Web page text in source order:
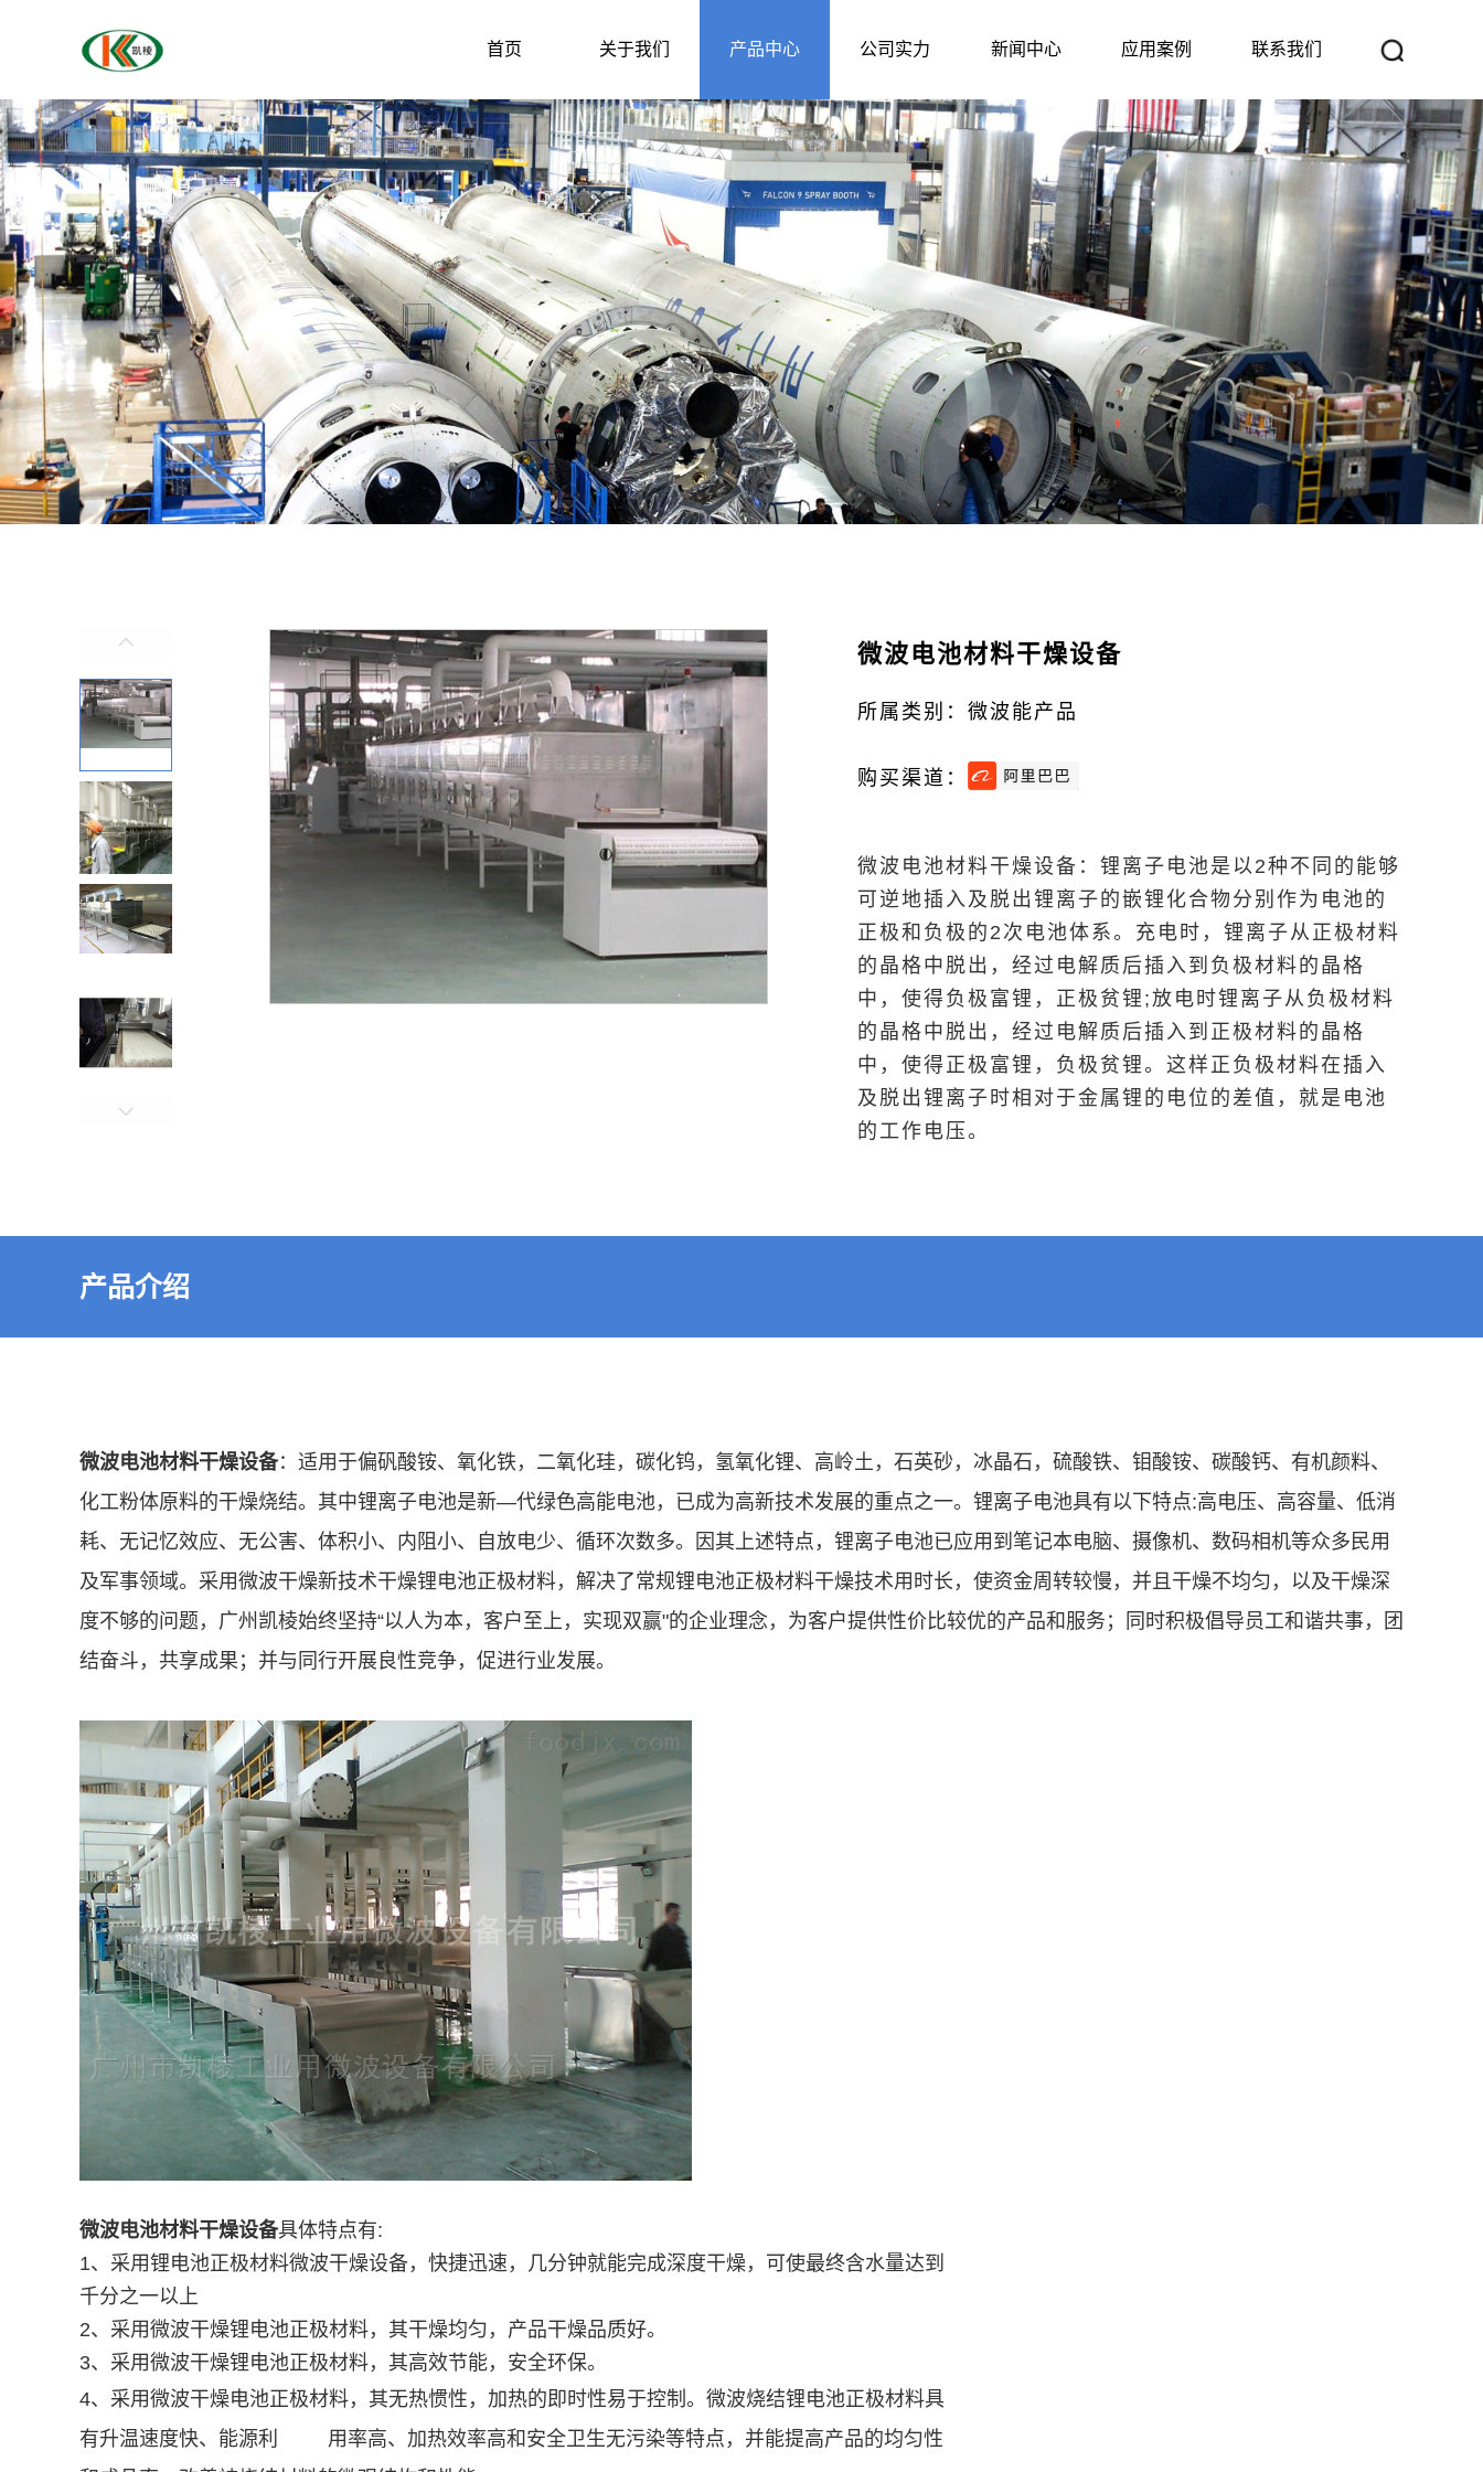
首页 关于我们 产品中心 公司实力 新闻中心 应用案例 联系我们
微波电池材料干燥设备
所属类别：微波能产品
购买渠道：
微波电池材料干燥设备：锂离子电池是以2种不同的能够
可逆地插入及脱出锂离子的嵌锂化合物分别作为电池的
正极和负极的2次电池体系。充电时，锂离子从正极材料
的晶格中脱出，经过电解质后插入到负极材料的晶格
中，使得负极富锂，正极贫锂;放电时锂离子从负极材料
的晶格中脱出，经过电解质后插入到正极材料的晶格
中，使得正极富锂，负极贫锂。这样正负极材料在插入
及脱出锂离子时相对于金属锂的电位的差值，就是电池
的工作电压。
产品介绍
微波电池材料干燥设备：适用于偏矾酸铵、氧化铁，二氧化珪，碳化钨，氢氧化锂、高岭土，石英砂，冰晶石，硫酸铁、钼酸铵、碳酸钙、有机颜料、
化工粉体原料的干燥烧结。其中锂离子电池是新—代绿色高能电池，已成为高新技术发展的重点之一。锂离子电池具有以下特点:高电压、高容量、低消
耗、无记忆效应、无公害、体积小、内阻小、自放电少、循环次数多。因其上述特点，锂离子电池已应用到笔记本电脑、摄像机、数码相机等众多民用
及军事领域。 采用微波干燥新技术干燥锂电池正极材料，解决了常规锂电池正极材料干燥技术用时长，使资金周转较慢，并且干燥不均匀，以及干燥深
度不够的问题，广州凯棱始终坚持“以人为本，客户至上，实现双赢"的企业理念，为客户提供性价比较优的产品和服务；同时积极倡导员工和谐共事，团
结奋斗，共享成果；并与同行开展良性竞争，促进行业发展。
微波电池材料干燥设备具体特点有:
1、采用锂电池正极材料微波干燥设备，快捷迅速，几分钟就能完成深度干燥，可使最终含水量达到
千分之一以上
2、采用微波干燥锂电池正极材料，其干燥均匀，产品干燥品质好。
3、采用微波干燥锂电池正极材料，其高效节能，安全环保。
4、采用微波干燥电池正极材料，其无热惯性，加热的即时性易于控制。微波烧结锂电池正极材料具
有升温速度快、能源利 用率高、加热效率高和安全卫生无污染等特点，并能提高产品的均匀性